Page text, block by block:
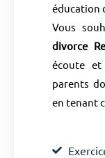
éducation
Vous
divorce
écoute
parents
en tenant